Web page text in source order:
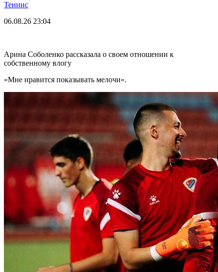
Теннис
06.08.26 23:04
Арина Соболенко рассказала о своем отношении к
собственному влогу
«Мне нравится показывать мелочи».